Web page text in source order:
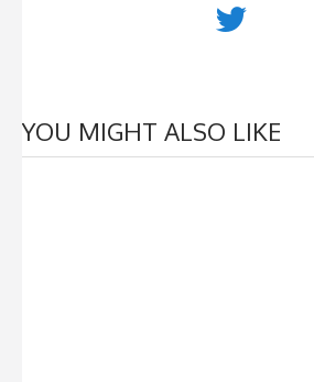
YOU MIGHT ALSO LIKE